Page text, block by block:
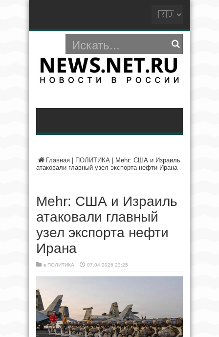
Главная ПОЛИТИКА
Mehr: США и Израиль
атаковали главный узел экспорта нефти Ирана
Mehr: США и Израиль
атаковали главный
узел экспорта нефти
Ирана
в ПОЛИТИКА 07.04.2026 23:25